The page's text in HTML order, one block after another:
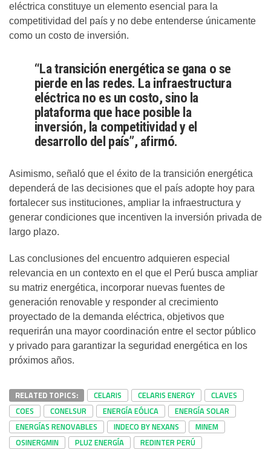
eléctrica constituye un elemento esencial para la
competitividad del país y no debe entenderse únicamente
como un costo de inversión.
“La transición energética se gana o se
pierde en las redes. La infraestructura
eléctrica no es un costo, sino la
plataforma que hace posible la
inversión, la competitividad y el
desarrollo del país”, afirmó.
Asimismo, señaló que el éxito de la transición energética
dependerá de las decisiones que el país adopte hoy para
fortalecer sus instituciones, ampliar la infraestructura y
generar condiciones que incentiven la inversión privada de
largo plazo.
Las conclusiones del encuentro adquieren especial
relevancia en un contexto en el que el Perú busca ampliar
su matriz energética, incorporar nuevas fuentes de
generación renovable y responder al crecimiento
proyectado de la demanda eléctrica, objetivos que
requerirán una mayor coordinación entre el sector público
y privado para garantizar la seguridad energética en los
próximos años.
RELATED TOPICS: CELARIS CELARIS ENERGY
CLAVES
COES
CONELSUR ENERGÍA EÓLICA
ENERGÍA SOLAR
ENERGÍAS RENOVABLES
INDECO BY NEXANS
MINEM
OSINERGMIN
PLUZ ENERGÍA
REDINTER PERÚ